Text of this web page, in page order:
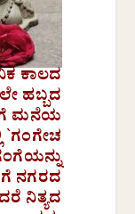
ಕಾಲದ
ಹಬ್ಬದ
ಮನೆಯ
`ಗಂಗೇಚ
ನಗರದ
ನಿತ್ಯದ